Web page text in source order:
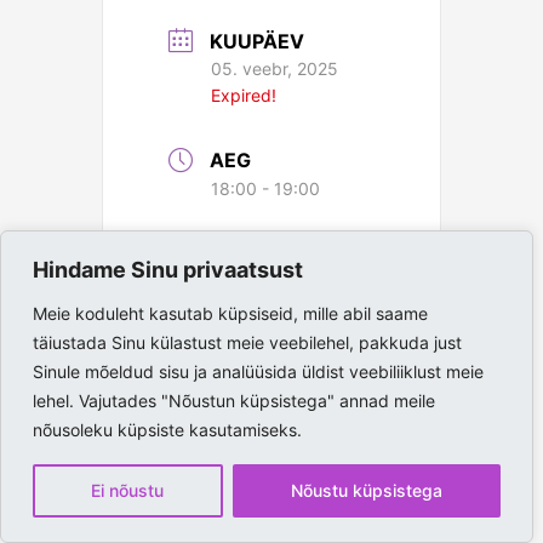
Hindame Sinu privaatsust
Meie koduleht kasutab küpsiseid, mille abil saame
täiustada Sinu külastust meie veebilehel, pakkuda just
Sinule mõeldud sisu ja analüüsida üldist veebiliiklust meie
lehel. Vajutades "Nõustun küpsistega" annad meile
nõusoleku küpsiste kasutamiseks.
Ei nõustu Nõustu küpsistega
KUUPÄEV
05. veebr, 2025
Expired!
AEG
18:00 - 19:00